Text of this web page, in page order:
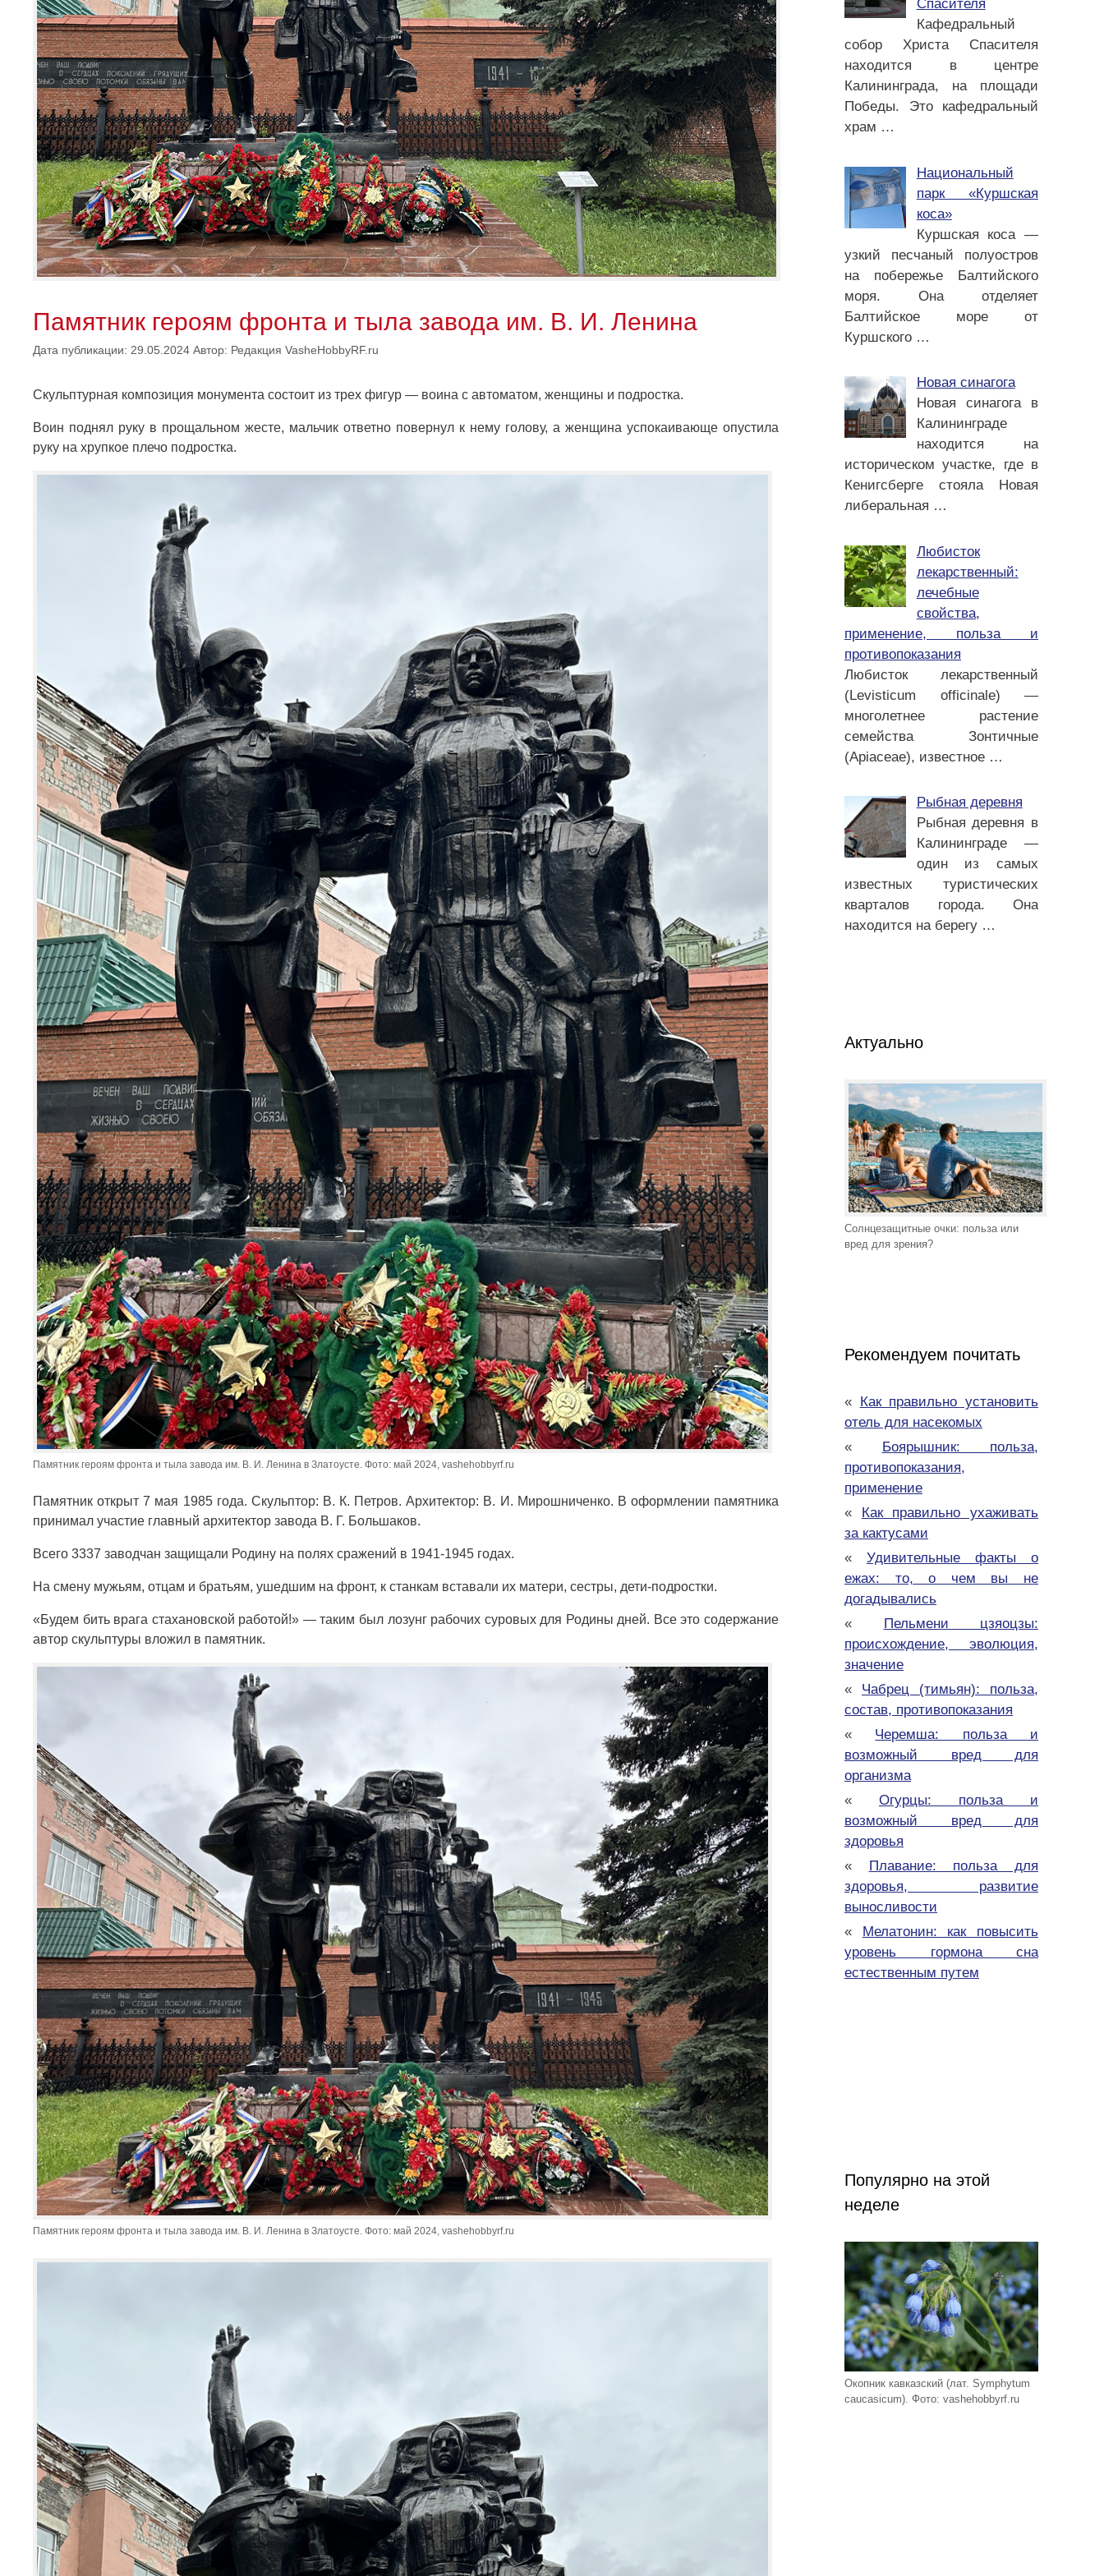
Памятник героям фронта и тыла завода им. В. И. Ленина
Дата публикации: 29.05.2024 Автор: Редакция VasheHobbyRF.ru
Скульптурная композиция монумента состоит из трех фигур — воина с автоматом, женщины и подростка.
Воин поднял руку в прощальном жесте, мальчик ответно повернул к нему голову, а женщина успокаивающе опустила
руку на хрупкое плечо подростка.
Памятник героям фронта и тыла завода им. В. И. Ленина в Златоусте. Фото: май 2024, vashehobbyrf.ru
Памятник открыт 7 мая 1985 года. Скульптор: В. К. Петров. Архитектор: В. И. Мирошниченко. В оформлении памятника
принимал участие главный архитектор завода В. Г. Большаков.
Всего 3337 заводчан защищали Родину на полях сражений в 1941-1945 годах.
На смену мужьям, отцам и братьям, ушедшим на фронт, к станкам вставали их матери, сестры, дети-подростки.
«Будем бить врага стахановской работой!» — таким был лозунг рабочих суровых для Родины дней. Все это содержание
автор скульптуры вложил в памятник.
Памятник героям фронта и тыла завода им. В. И. Ленина в Златоусте. Фото: май 2024, vashehobbyrf.ru
Спасителя
Кафедральный
собор Христа Спасителя
находится в центре
Калининграда, на площади
Победы. Это кафедральный
храм …
Национальный
парк «Куршская
коса»
Куршская коса —
узкий песчаный полуостров
на побережье Балтийского
моря. Она отделяет
Балтийское море от
Куршского …
Новая синагога
Новая синагога в
Калининграде
находится на
историческом участке, где в
Кенигсберге стояла Новая
либеральная …
Любисток
лекарственный:
лечебные
свойства,
применение, польза и
противопоказания
Любисток лекарственный
(Levisticum officinale) —
многолетнее растение
семейства Зонтичные
(Apiaceae), известное …
Рыбная деревня
Рыбная деревня в
Калининграде —
один из самых
известных туристических
кварталов города. Она
находится на берегу …
Актуально
Солнцезащитные очки: польза или
вред для зрения?
Рекомендуем почитать
«
Как правильно установить
отель для насекомых
«
Боярышник: польза,
противопоказания,
применение
«
Как правильно ухаживать
за кактусами
« Удивительные факты о
ежах: то, о чем вы не
догадывались
«
Пельмени цзяоцзы:
происхождение, эволюция,
значение
« Чабрец (тимьян): польза,
состав, противопоказания
« Черемша: польза и
возможный вред для
организма
« Огурцы: польза и
возможный вред для
здоровья
«
Плавание: польза для
здоровья, развитие
выносливости
«
Мелатонин: как повысить
уровень гормона сна
естественным путем
Популярно на этой
неделе
Окопник кавказский (лат. Symphytum
caucasicum). Фото: vashehobbyrf.ru